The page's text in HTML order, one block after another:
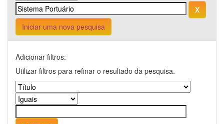
Iniciar uma nova pesquisa
Adicionar filtros:
Utilizar filtros para refinar o resultado da pesquisa.